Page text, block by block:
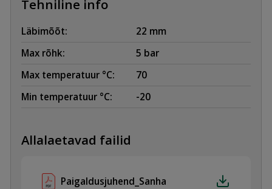
Tehniline info
Läbimõõt:
22 mm
Max rõhk:
5 bar
Max temperatuur °C:
70
Min temperatuur °C:
-20
Allalaetavad failid
Paigaldusjuhend_Sanha